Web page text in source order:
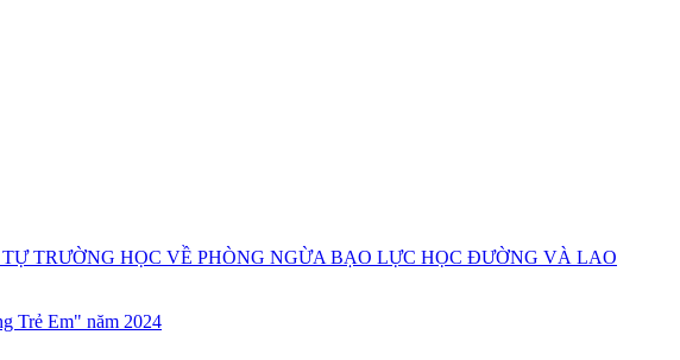
TRƯỜNG HỌC VỀ PHÒNG NGỪA BẠO LỰC HỌC ĐƯỜNG VÀ LAO
Trẻ Em" năm 2024